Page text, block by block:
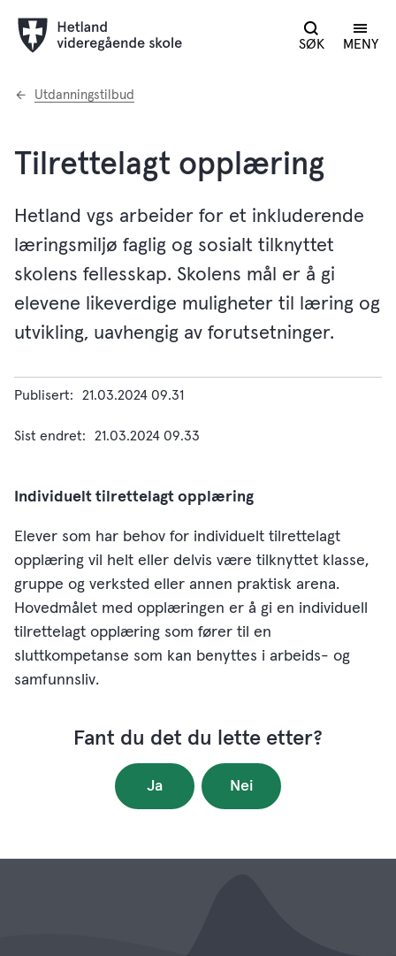
SØK MENY
Du
Utdanningstilbud
Tilrettelagt opplæring
Hetland vgs arbeider for et inkluderende
læringsmiljø faglig og sosialt tilknyttet
skolens fellesskap. Skolens mål er å gi
elevene likeverdige muligheter til læring og
utvikling, uavhengig av forutsetninger.
Publisert 21.03.2024 09.31
Sist endret 21.03.2024 09.33
Individuelt tilrettelagt opplæring
Elever som har behov for individuelt tilrettelagt
opplæring vil helt eller delvis være tilknyttet klasse,
gruppe og verksted eller annen praktisk arena.
Hovedmålet med opplæringen er å gi en individuell
tilrettelagt opplæring som fører til en
sluttkompetanse som kan benyttes i arbeids- og
samfunnsliv.
Fant du det du lette etter?
Ja Nei